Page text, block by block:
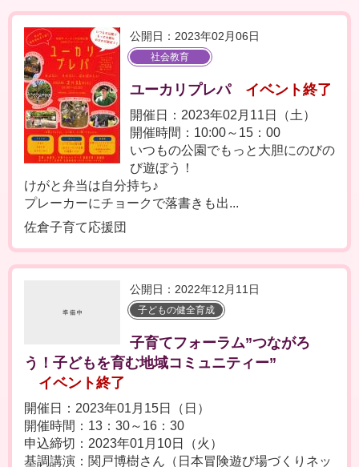
公開日：2023年02月06日
社会教育
ユーカリプレパ イベント終了
開催日：2023年02月11日（土）
開催時間：10:00～15：00
いつもの公園でもっと大胆にのびの
び遊ぼう！
けがと弁当は自分持ち♪
プレーカーにチョークで落書きも出...
佐倉子育て応援団
公開日：2022年12月11日
子どもの健全育成
子育てフォーラム”つながろ
う！子どもを育む地域コミュニティー”
イベント終了
開催日：2023年01月15日（日）
開催時間：13：30～16：30
申込締切：2023年01月10日（火）
基調講演：関戸博樹さん（日本冒険遊び場づくりネッ